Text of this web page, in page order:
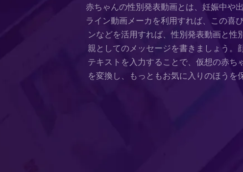
赤ちゃんの性別発表動画とは、妊娠中や
ライン動画メーカを利用すれば、この喜
ンなどを活用すれば、性別発表動画と
親としてのメッセージを書きましょう。
テキストを入力することで、仮想の赤
を変換し、もっともお気に入りのほう